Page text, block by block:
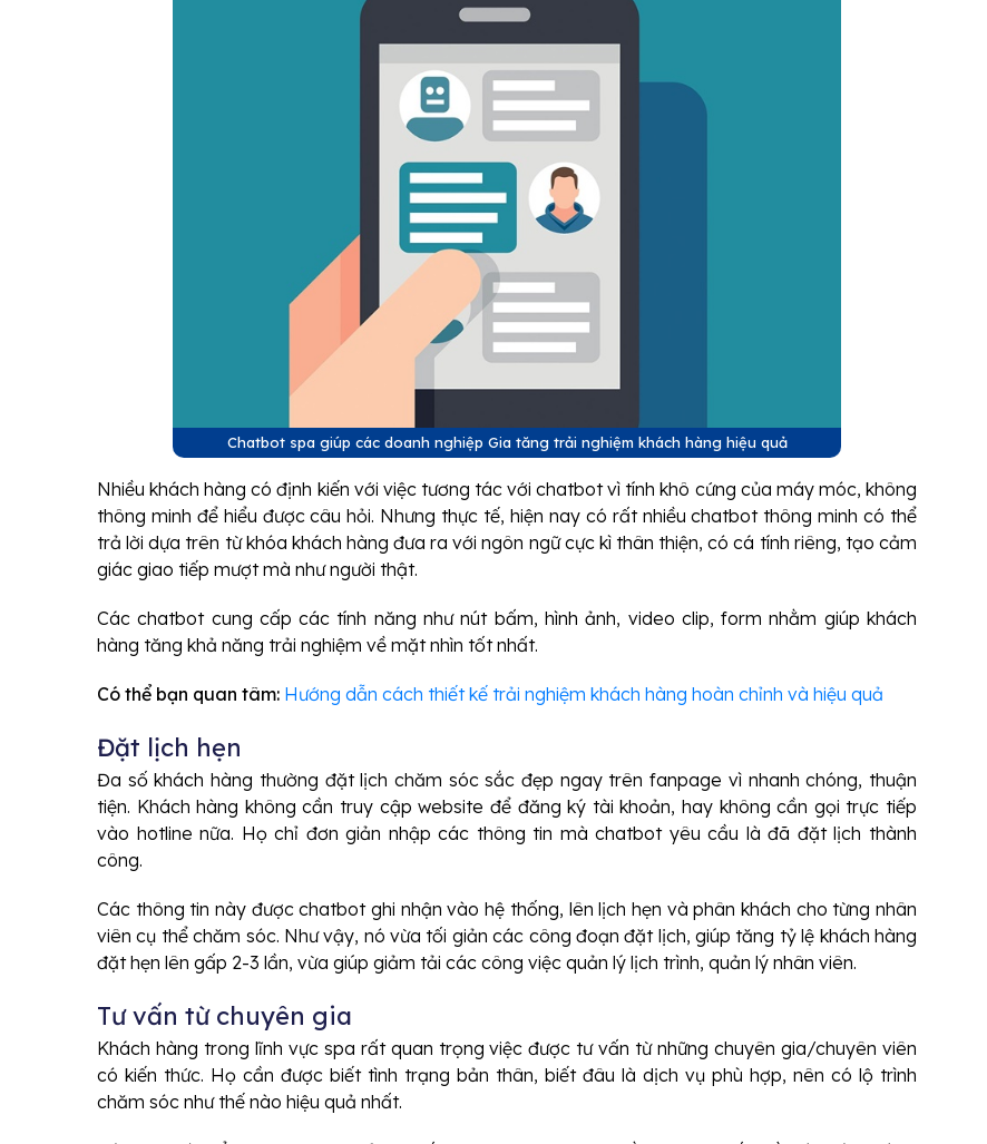
Chatbot spa giúp các doanh nghiệp Gia tăng trải nghiệm khách hàng hiệu quả
Nhiều khách hàng có định kiến với việc tương tác với chatbot vì tính khô cứng của máy móc, không
thông minh để hiểu được câu hỏi. Nhưng thực tế, hiện nay có rất nhiều chatbot thông minh có thể
trả lời dựa trên từ khóa khách hàng đưa ra với ngôn ngữ cực kì thân thiện, có cá tính riêng, tạo cảm
giác giao tiếp mượt mà như người thật.
Các chatbot cung cấp các tính năng như nút bấm, hình ảnh, video clip, form nhằm giúp khách
hàng tăng khả năng trải nghiệm về mặt nhìn tốt nhất.
Có thể bạn quan tâm: Hướng dẫn cách thiết kế trải nghiệm khách hàng hoàn chỉnh và hiệu quả
Đặt lịch hẹn
Đa số khách hàng thường đặt lịch chăm sóc sắc đẹp ngay trên fanpage vì nhanh chóng, thuận
tiện. Khách hàng không cần truy cập website để đăng ký tài khoản, hay không cần gọi trực tiếp
vào hotline nữa. Họ chỉ đơn giản nhập các thông tin mà chatbot yêu cầu là đã đặt lịch thành
công.
Các thông tin này được chatbot ghi nhận vào hệ thống, lên lịch hẹn và phân khách cho từng nhân
viên cụ thể chăm sóc. Như vậy, nó vừa tối giản các công đoạn đặt lịch, giúp tăng tỷ lệ khách hàng
đặt hẹn lên gấp 2-3 lần, vừa giúp giảm tải các công việc quản lý lịch trình, quản lý nhân viên.
Tư vấn từ chuyên gia
Khách hàng trong lĩnh vực spa rất quan trọng việc được tư vấn từ những chuyên gia/chuyên viên
có kiến thức. Họ cần được biết tình trạng bản thân, biết đâu là dịch vụ phù hợp, nên có lộ trình
chăm sóc như thế nào hiệu quả nhất.